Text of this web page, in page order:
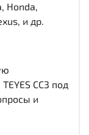
Honda,
и др.
CC3 под
и